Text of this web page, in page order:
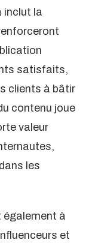
inclut la
satisfaits,
clients à bâtir
contenu joue
valeur
les
également à
et